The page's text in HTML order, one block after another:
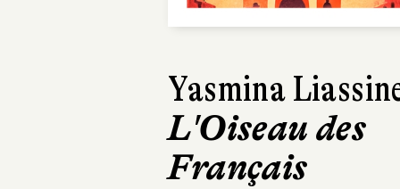
Yasmina
L'Oiseau des
Français
Élodie Pinel
Héroïnes